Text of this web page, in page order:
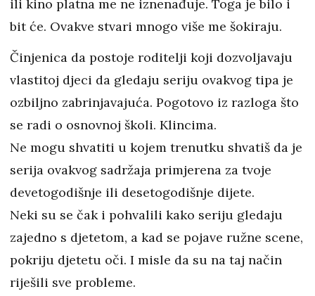
ili kino platna me ne iznenađuje. Toga je bilo i
bit će. Ovakve stvari mnogo više me šokiraju.
Činjenica da postoje roditelji koji dozvoljavaju
vlastitoj djeci da gledaju seriju ovakvog tipa je
ozbiljno zabrinjavajuća. Pogotovo iz razloga što
se radi o osnovnoj školi. Klincima.
Ne mogu shvatiti u kojem trenutku shvatiš da je
serija ovakvog sadržaja primjerena za tvoje
devetogodišnje ili desetogodišnje dijete.
Neki su se čak i pohvalili kako seriju gledaju
zajedno s djetetom, a kad se pojave ružne scene,
pokriju djetetu oči. I misle da su na taj način
riješili sve probleme.